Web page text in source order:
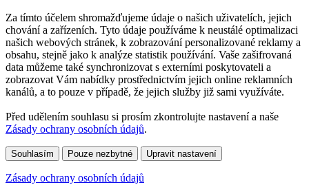
Za tímto účelem shromažďujeme údaje o našich uživatelích, jejich
chování a zařízeních. Tyto údaje používáme k neustálé optimalizaci
našich webových stránek, k zobrazování personalizované reklamy a
obsahu, stejně jako k analýze statistik používání. Vaše zašifrovaná
data můžeme také synchronizovat s externími poskytovateli a
zobrazovat Vám nabídky prostřednictvím jejich online reklamních
kanálů, a to pouze v případě, že jejich služby již sami využíváte.
Před udělením souhlasu si prosím zkontrolujte nastavení a naše
Zásady ochrany osobních údajů.
Souhlasím Pouze nezbytné Upravit nastavení
Zásady ochrany osobních údajů